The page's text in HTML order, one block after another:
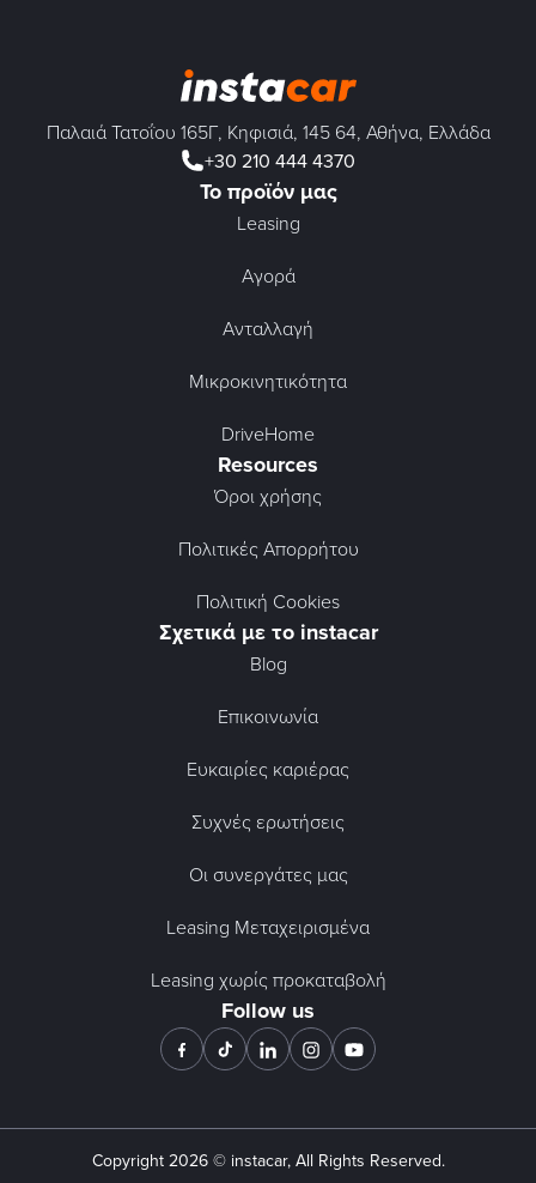
Παλαιά Τατοΐου 165Γ, Κηφισιά, 145 64, Αθήνα, Ελλάδα
+30 210 444 4370
Το προϊόν μας
Leasing
Αγορά
Ανταλλαγή
Μικροκινητικότητα
DriveHome
Resources
Όροι χρήσης
Πολιτικές Απορρήτου
Πολιτική Cookies
Σχετικά με το instacar
Blog
Επικοινωνία
Ευκαιρίες καριέρας
Συχνές ερωτήσεις
Οι συνεργάτες μας
Leasing Μεταχειρισμένα
Leasing χωρίς προκαταβολή
Follow us
Copyright 2026© instacar, All Rights Reserved.